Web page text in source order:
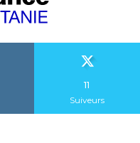
11
Suiveurs